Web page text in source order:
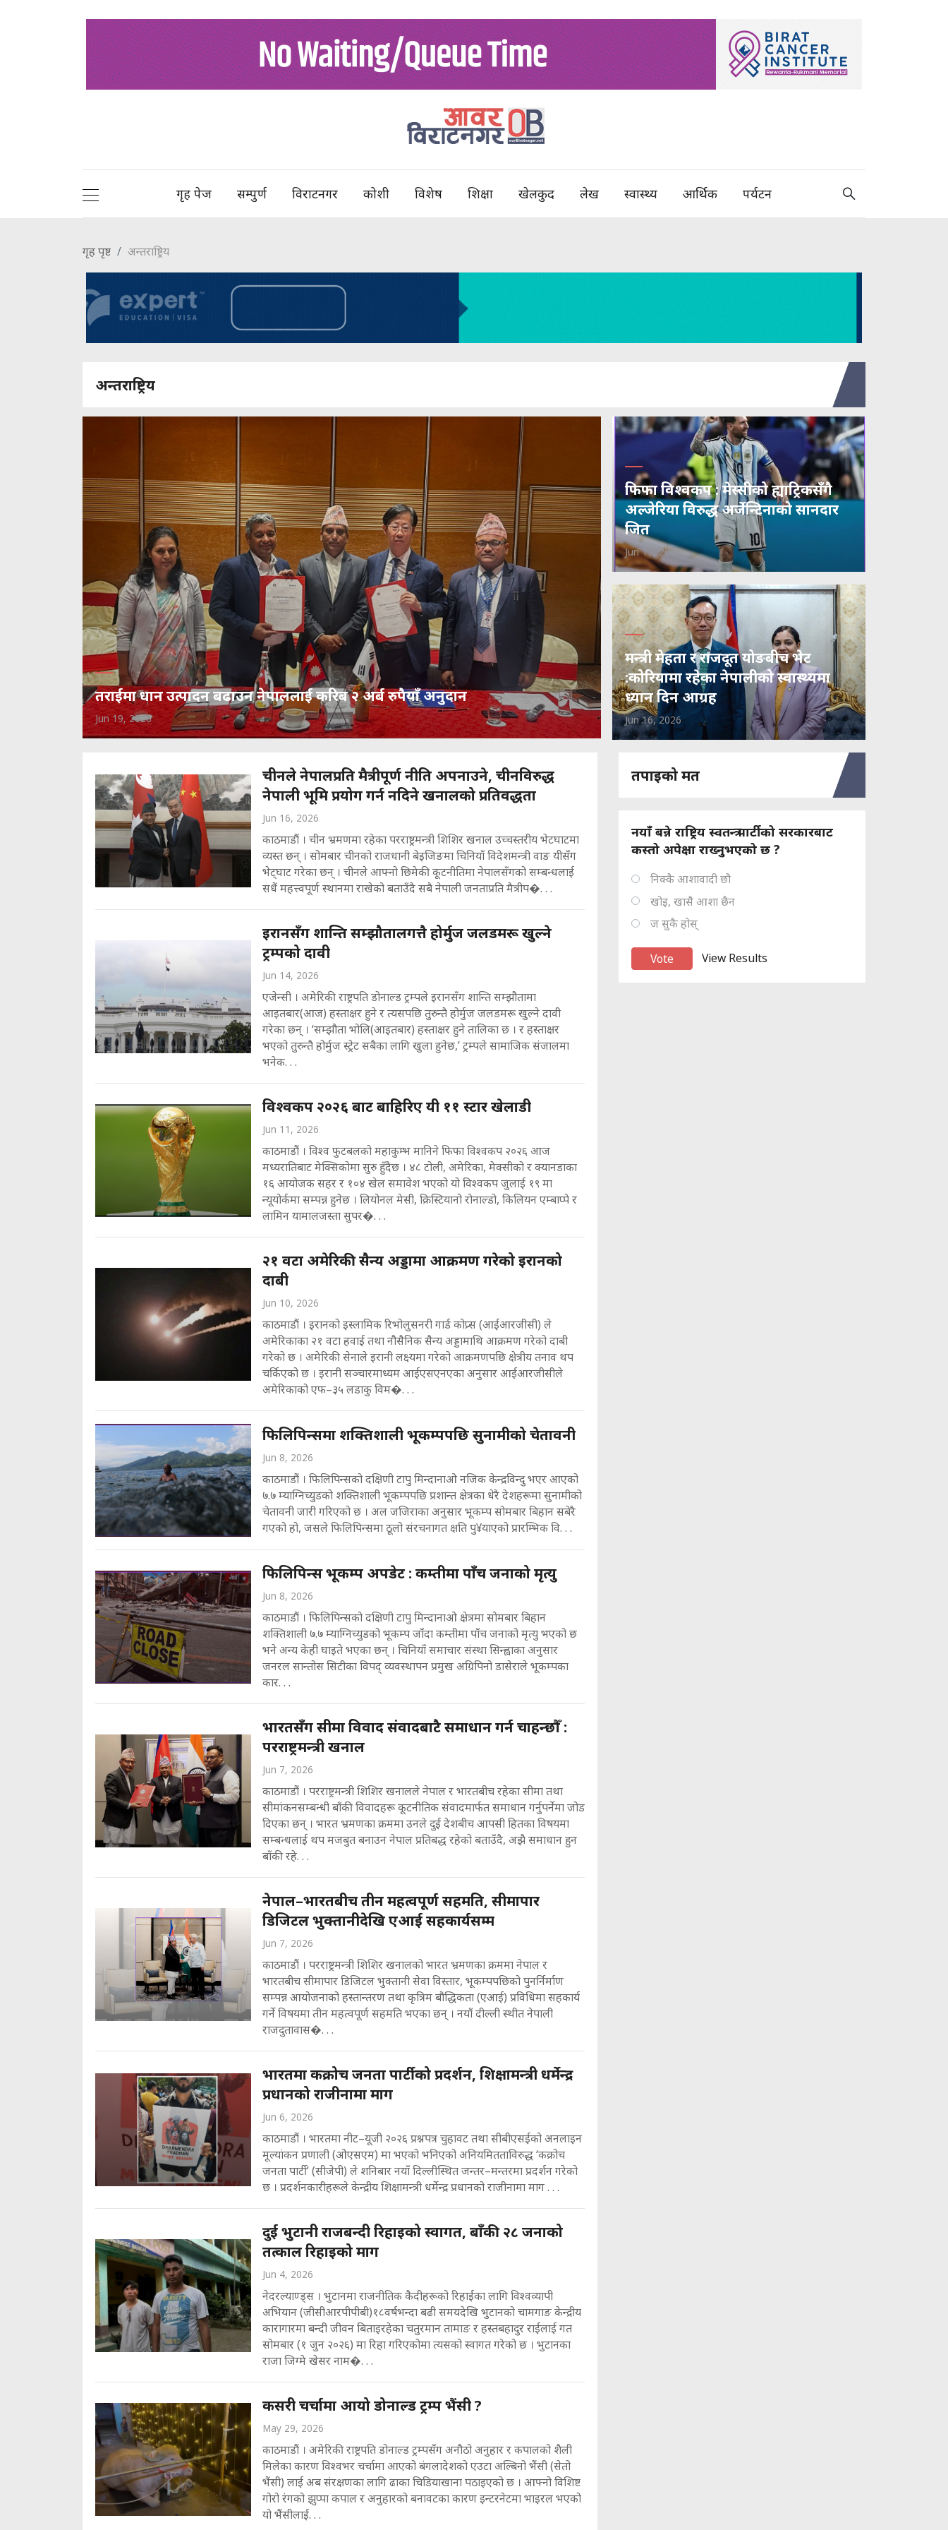
गृह पेज सम्पुर्ण विराटनगर कोशी विशेष शिक्षा खेलकुद लेख स्वास्थ्य आर्थिक पर्यटन
गृह पृष्ट अन्तराष्ट्रिय
अन्तराष्ट्रिय
तराईमा धान उत्पादन बढाउन नेपाललाई करिब २ अर्ब रुपैयाँ अनुदान
Jun 19, 2026
फिफा विश्वकप : मेस्सीको ह्याट्रिकसँगै
अल्जेरिया विरुद्ध अर्जेन्टिनाको सानदार
जित
Jun 17, 2026
मन्त्री मेहता र राजदूत योङबीच भेट
:कोरियामा रहेका नेपालीको स्वास्थ्यमा
ध्यान दिन आग्रह
Jun 16, 2026
चीनले नेपालप्रति मैत्रीपूर्ण नीति अपनाउने, चीनविरुद्ध
नेपाली भूमि प्रयोग गर्न नदिने खनालको प्रतिवद्धता
Jun 16, 2026
काठमाडौं । चीन भ्रमणमा रहेका परराष्ट्रमन्त्री शिशिर खनाल उच्चस्तरीय भेटघाटमा
व्यस्त छन् । सोमबार चीनको राजधानी बेइजिङमा चिनियाँ विदेशमन्त्री वाङ यीसँग
भेट्घाट गरेका छन् । चीनले आफ्नो छिमेकी कूटनीतिमा नेपालसँगको सम्बन्धलाई
सधैं महत्त्वपूर्ण स्थानमा राखेको बताउँदै सबै नेपाली जनताप्रति मैत्रीप�. . .
इरानसँग शान्ति सम्झौतालगत्तै होर्मुज जलडमरू खुल्ने
ट्रम्पको दावी
Jun 14, 2026
एजेन्सी । अमेरिकी राष्ट्रपति डोनाल्ड ट्रम्पले इरानसँग शान्ति सम्झौतामा
आइतबार(आज) हस्ताक्षर हुने र त्यसपछि तुरुन्तै होर्मुज जलडमरू खुल्ने दावी
गरेका छन् । ‘सम्झौता भोलि(आइतबार) हस्ताक्षर हुने तालिका छ । र हस्ताक्षर
भएको तुरुन्तै होर्मुज स्ट्रेट सबैका लागि खुला हुनेछ,’ ट्रम्पले सामाजिक संजालमा
भनेक. . .
विश्वकप २०२६ बाट बाहिरिए यी ११ स्टार खेलाडी
Jun 11, 2026
काठमाडौं । विश्व फुटबलको महाकुम्भ मानिने फिफा विश्वकप २०२६ आज
मध्यरातिबाट मेक्सिकोमा सुरु हुँदैछ । ४८ टोली, अमेरिका, मेक्सीको र क्यानडाका
१६ आयोजक सहर र १०४ खेल समावेश भएको यो विश्वकप जुलाई १९ मा
न्यूयोर्कमा सम्पन्न हुनेछ । लियोनल मेसी, क्रिस्टियानो रोनाल्डो, किलियन एम्बाप्पे र
लामिन यामालजस्ता सुपर�. . .
२१ वटा अमेरिकी सैन्य अड्डामा आक्रमण गरेको इरानको
दाबी
Jun 10, 2026
काठमाडौं । इरानको इस्लामिक रिभोलुसनरी गार्ड कोप्र्स (आईआरजीसी) ले
अमेरिकाका २१ वटा हवाई तथा नौसैनिक सैन्य अड्डामाथि आक्रमण गरेको दाबी
गरेको छ । अमेरिकी सेनाले इरानी लक्ष्यमा गरेको आक्रमणपछि क्षेत्रीय तनाव थप
चर्किएको छ । इरानी सञ्चारमाध्यम आईएसएनएका अनुसार आईआरजीसीले
अमेरिकाको एफ–३५ लडाकु विम�. . .
फिलिपिन्समा शक्तिशाली भूकम्पपछि सुनामीको चेतावनी
Jun 8, 2026
काठमाडौं । फिलिपिन्सको दक्षिणी टापु मिन्दानाओ नजिक केन्द्रविन्दु भएर आएको
७.७ म्याग्निच्युडको शक्तिशाली भूकम्पपछि प्रशान्त क्षेत्रका धेरै देशहरूमा सुनामीको
चेतावनी जारी गरिएको छ । अल जजिराका अनुसार भूकम्प सोमबार बिहान सबेरै
गएको हो, जसले फिलिपिन्समा ठूलो संरचनागत क्षति पु¥याएको प्रारम्भिक वि. . .
फिलिपिन्स भूकम्प अपडेट : कम्तीमा पाँच जनाको मृत्यु
Jun 8, 2026
काठमाडौं । फिलिपिन्सको दक्षिणी टापु मिन्दानाओ क्षेत्रमा सोमबार बिहान
शक्तिशाली ७.७ म्याग्निच्युडको भूकम्प जाँदा कम्तीमा पाँच जनाको मृत्यु भएको छ
भने अन्य केही घाइते भएका छन् । चिनियाँ समाचार संस्था सिन्ह्वाका अनुसार
जनरल सान्तोस सिटीका विपद् व्यवस्थापन प्रमुख अग्रिपिनो डासेराले भूकम्पका
कार. . .
भारतसँग सीमा विवाद संवादबाटै समाधान गर्न चाहन्छौँ :
परराष्ट्रमन्त्री खनाल
Jun 7, 2026
काठमाडौं । परराष्ट्रमन्त्री शिशिर खनालले नेपाल र भारतबीच रहेका सीमा तथा
सीमांकनसम्बन्धी बाँकी विवादहरू कूटनीतिक संवादमार्फत समाधान गर्नुपर्नेमा जोड
दिएका छन् । भारत भ्रमणका क्रममा उनले दुई देशबीच आपसी हितका विषयमा
सम्बन्धलाई थप मजबुत बनाउन नेपाल प्रतिबद्ध रहेको बताउँदै, अझै समाधान हुन
बाँकी रहे. . .
नेपाल–भारतबीच तीन महत्वपूर्ण सहमति, सीमापार
डिजिटल भुक्तानीदेखि एआई सहकार्यसम्म
Jun 7, 2026
काठमाडौं । परराष्ट्रमन्त्री शिशिर खनालको भारत भ्रमणका क्रममा नेपाल र
भारतबीच सीमापार डिजिटल भुक्तानी सेवा विस्तार, भूकम्पपछिको पुनर्निर्माण
सम्पन्न आयोजनाको हस्तान्तरण तथा कृत्रिम बौद्धिकता (एआई) प्रविधिमा सहकार्य
गर्ने विषयमा तीन महत्वपूर्ण सहमति भएका छन् । नयाँ दील्ली स्थीत नेपाली
राजदुतावास�. . .
भारतमा कक्रोच जनता पार्टीको प्रदर्शन, शिक्षामन्त्री धर्मेन्द्र
प्रधानको राजीनामा माग
Jun 6, 2026
काठमाडौं । भारतमा नीट–यूजी २०२६ प्रश्नपत्र चुहावट तथा सीबीएसईको अनलाइन
मूल्यांकन प्रणाली (ओएसएम) मा भएको भनिएको अनियमितताविरुद्ध ‘कक्रोच
जनता पार्टी’ (सीजेपी) ले शनिबार नयाँ दिल्लीस्थित जन्तर–मन्तरमा प्रदर्शन गरेको
छ । प्रदर्शनकारीहरूले केन्द्रीय शिक्षामन्त्री धर्मेन्द्र प्रधानको राजीनामा माग . . .
दुई भुटानी राजबन्दी रिहाइको स्वागत, बाँकी २८ जनाको
तत्काल रिहाइको माग
Jun 4, 2026
नेदरल्याण्ड्स । भुटानमा राजनीतिक कैदीहरूको रिहाईका लागि विश्वव्यापी
अभियान (जीसीआरपीपीबी)१८वर्षभन्दा बढी समयदेखि भुटानको चामगाङ केन्द्रीय
कारागारमा बन्दी जीवन बिताइरहेका चतुरमान तामाङ र हस्तबहादुर राईलाई गत
सोमबार (१ जुन २०२६) मा रिहा गरिएकोमा त्यसको स्वागत गरेको छ । भुटानका
राजा जिग्मे खेसर नाम�. . .
कसरी चर्चामा आयो डोनाल्ड ट्रम्प भैंसी ?
May 29, 2026
काठमाडौं । अमेरिकी राष्ट्रपति डोनाल्ड ट्रम्पसँग अनौठो अनुहार र कपालको शैली
मिलेका कारण विश्वभर चर्चामा आएको बंगलादेशको एउटा अल्बिनो भैंसी (सेतो
भैंसी) लाई अब संरक्षणका लागि ढाका चिडियाखाना पठाइएको छ । आफ्नो विशिष्ट
गोरो रंगको झुप्पा कपाल र अनुहारको बनावटका कारण इन्टरनेटमा भाइरल भएको
यो भैंसीलाई. . .
तपाइको मत
नयाँ बन्ने राष्ट्रिय स्वतन्त्र पार्टीको सरकारबाट
कस्तो अपेक्षा राख्नुभएको छ ?
निक्कै आशावादी छौ
खोइ, खासै आशा छैन
ज सुकै होस्
View Results